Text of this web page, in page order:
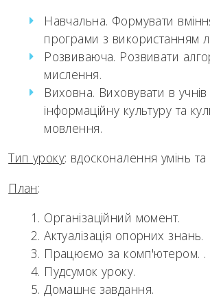
Навчальна. Формувати
програми з використанням
Розвиваюча. Розвивати
мислення.
Виховна. Виховувати в учнів
інформаційну культуру та
мовлення.
Тип уроку: вдосконалення умінь
План:
Організаційний момент.
Актуалізація опорних знань.
Працюємо за комп'ютером. .
Пудсумок уроку.
Домашнє завдання.